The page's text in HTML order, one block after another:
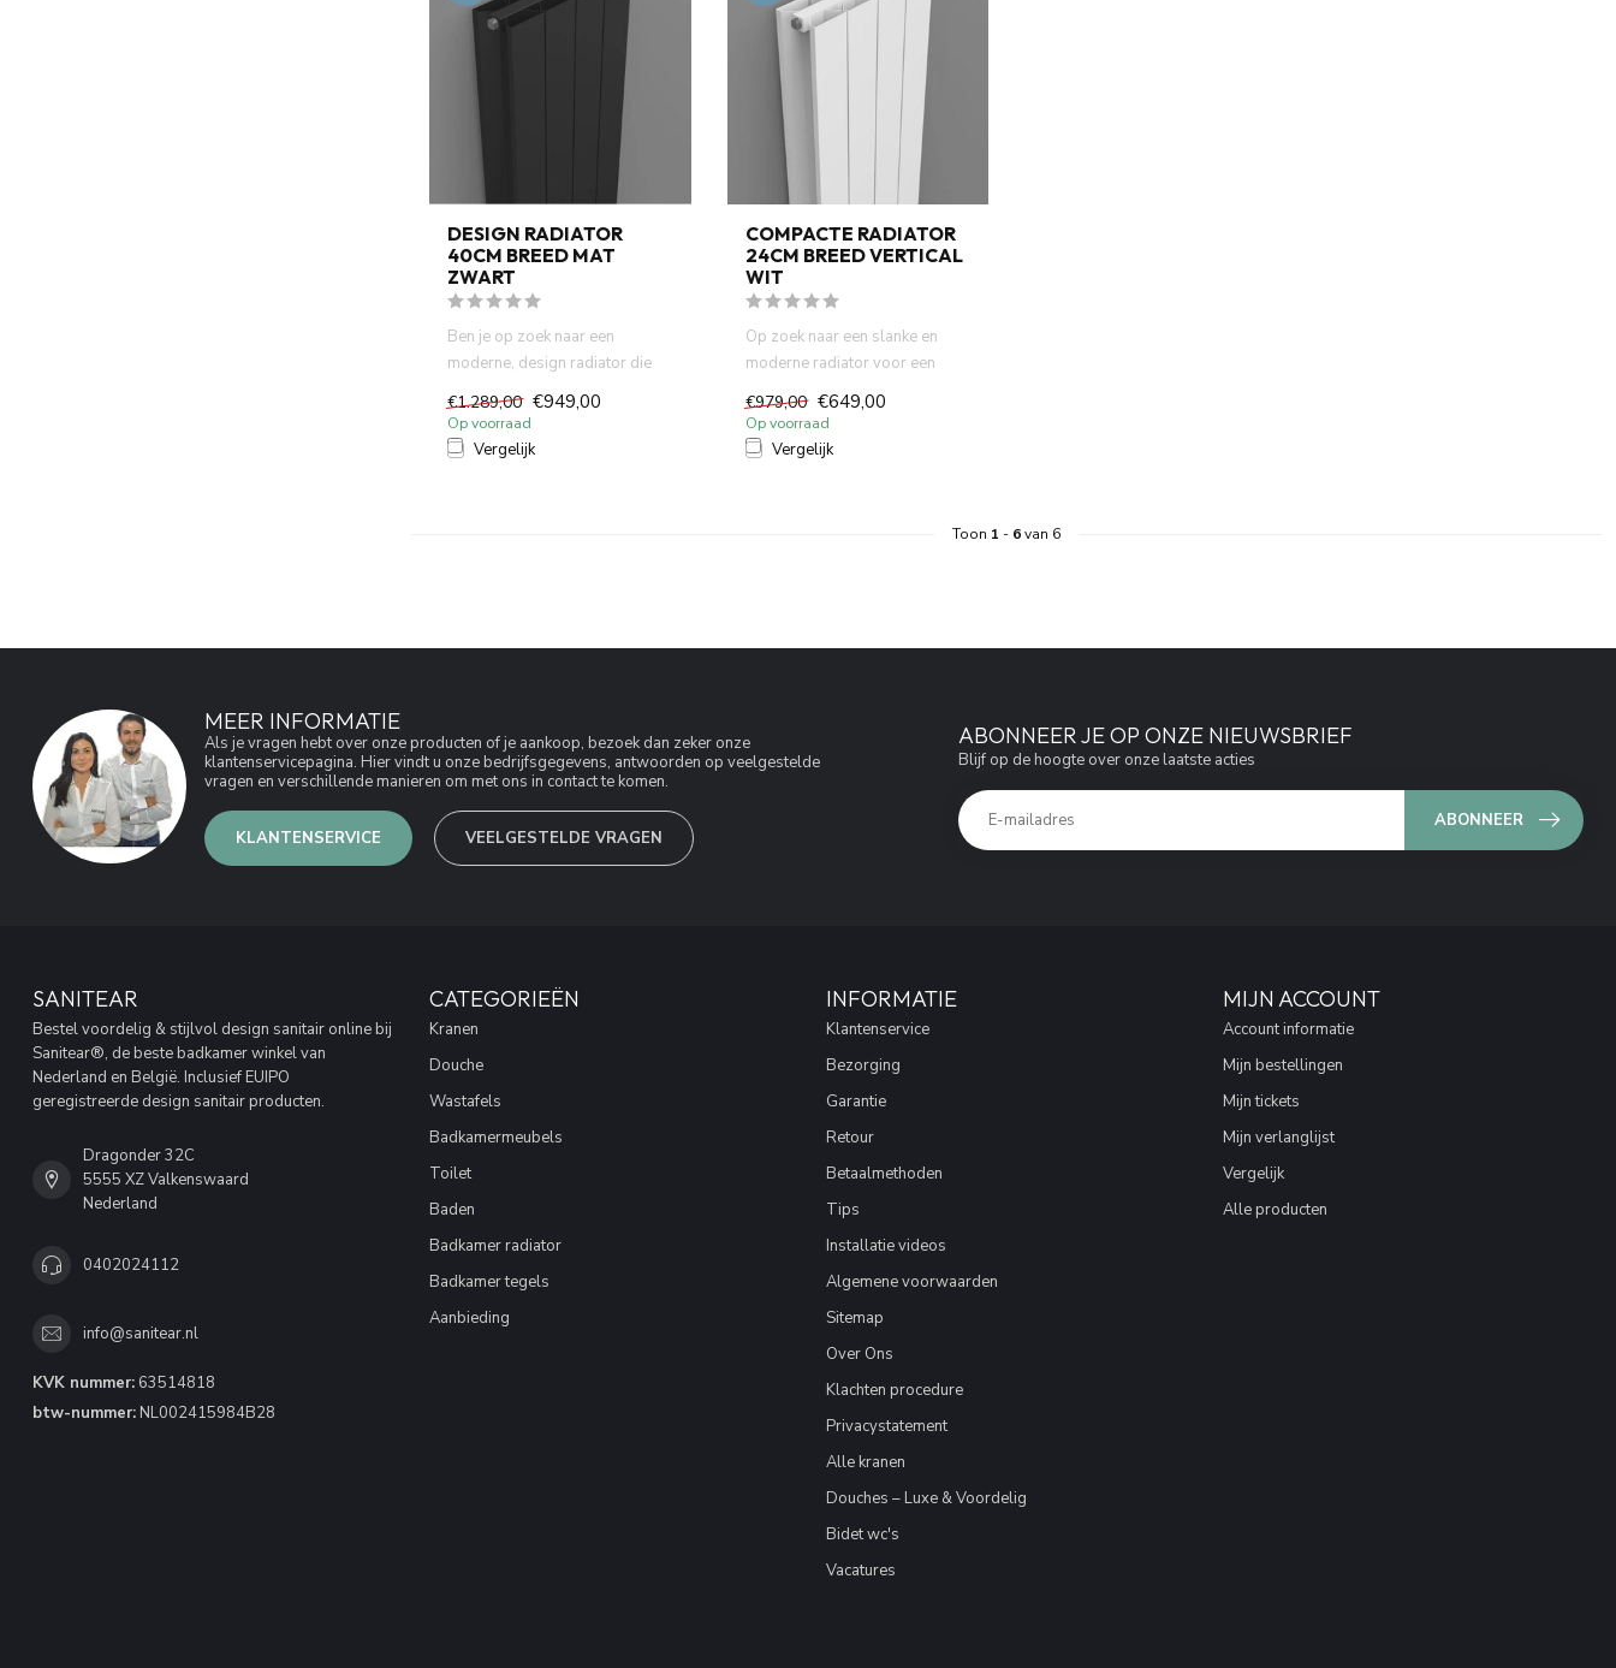
DESIGN RADIATOR
40CM BREED MAT
ZWART
Ben je op zoek naar een
moderne, design radiator die
niet alleen functioneel is,...
€1.289,00 €949,00
Op voorraad
Vergelijk
COMPACTE RADIATOR
24CM BREED VERTICAL
WIT
Op zoek naar een slanke en
moderne radiator voor een
kleine badkamer of smalle r...
€979,00 €649,00
Op voorraad
Vergelijk
Toon 1 - 6van 6
MEER INFORMATIE
Als je vragen hebt over onze producten of je aankoop, bezoek dan zeker onze
klantenservicepagina. Hier vindt u onze bedrijfsgegevens, antwoorden op veelgestelde
vragen en verschillende manieren om met ons in contact te komen.
KLANTENSERVICE VEELGESTELDE VRAGEN
ABONNEER JE OP ONZE NIEUWSBRIEF
Blijf op de hoogte over onze laatste acties
ABONNEER
SANITEAR
Bestel voordelig & stijlvol design sanitair online bij
Sanitear®, de beste badkamer winkel van
Nederland en België. Inclusief EUIPO
geregistreerde design sanitair producten.
Dragonder 32C
5555 XZ Valkenswaard
Nederland
0402024112
info@sanitear.nl
KVK nummer: 63514818
btw-nummer: NL002415984B28
CATEGORIEËN
Kranen
Douche
Wastafels
Badkamermeubels
Toilet
Baden
Badkamer radiator
Badkamer tegels
Aanbieding
INFORMATIE
Klantenservice
Bezorging
Garantie
Retour
Betaalmethoden
Tips
Installatie videos
Algemene voorwaarden
Sitemap
Over Ons
Klachten procedure
Privacystatement
Alle kranen
Douches – Luxe & Voordelig
Bidet wc's
Vacatures
MIJN ACCOUNT
Account informatie
Mijn bestellingen
Mijn tickets
Mijn verlanglijst
Vergelijk
Alle producten